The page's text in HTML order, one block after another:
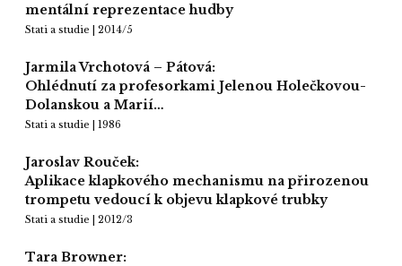
mentální reprezentace hudby
Stati a studie | 2014/5
Jarmila Vrchotová – Pátová:
Ohlédnutí za profesorkami Jelenou Holečkovou-
Dolanskou a Marií…
Stati a studie | 1986
Jaroslav Rouček:
Aplikace klapkového mechanismu na přirozenou
trompetu vedoucí k objevu klapkové trubky
Stati a studie | 2012/3
Tara Browner: